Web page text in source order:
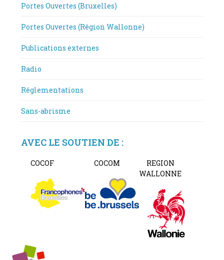
Portes Ouvertes (Bruxelles)
Portes Ouvertes (Région Wallonne)
Publications externes
Radio
Réglementations
Sans-abrisme
AVEC LE SOUTIEN DE :
COCOF COCOM
REGION
WALLONNE